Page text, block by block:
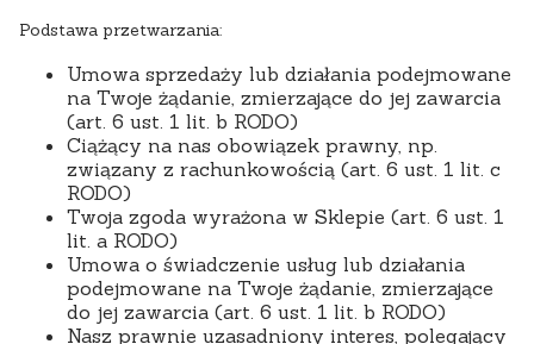
Podstawa przetwarzania:
Umowa sprzedaży lub działania podejmowane
na Twoje żądanie, zmierzające do jej zawarcia
(art. 6 ust. 1 lit. b RODO)
Ciążący na nas obowiązek prawny, np.
związany z rachunkowością (art. 6 ust. 1 lit. c
RODO)
Twoja zgoda wyrażona w Sklepie (art. 6 ust. 1
lit. a RODO)
Umowa o świadczenie usług lub działania
podejmowane na Twoje żądanie, zmierzające
do jej zawarcia (art. 6 ust. 1 lit. b RODO)
Nasz prawnie uzasadniony interes, polegający